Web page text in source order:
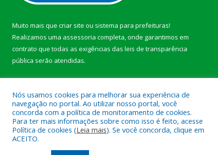
Muito mais que criar site ou sistema para prefeituras!
Realizamos uma assessoria completa, onde garantimos em
contrato que todas as exigências das leis de transparência
pública serão atendidas.
Todos os direitos reservados a Câmara Municipal de Anajás.
Nós usamos cookies para melhorar sua experiência de
navegação no portal. Ao utilizar nosso portal, você
concorda com a política de monitoramento de cookies.
Para ter mais informações sobre como isso é feito, acesse
Política de cookies (Leia mais). Se você concorda, clique em
ACEITO.